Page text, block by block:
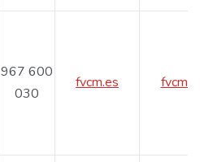
967 600
030
fvcm.es